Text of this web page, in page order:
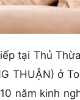
tại Thủ
THUẬN) ở
năm kinh